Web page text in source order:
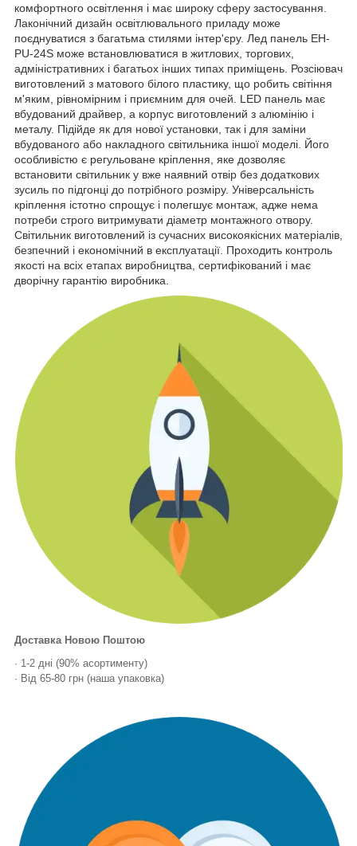
комфортного освітлення і має широку сферу застосування.
Лаконічний дизайн освітлювального приладу може
поєднуватися з багатьма стилями інтер'єру. Лед панель EH-
PU-24S може встановлюватися в житлових, торгових,
адміністративних і багатьох інших типах приміщень. Розсіювач
виготовлений з матового білого пластику, що робить світіння
м'яким, рівномірним і приємним для очей. LED панель має
вбудований драйвер, а корпус виготовлений з алюмінію і
металу. Підійде як для нової установки, так і для заміни
вбудованого або накладного світильника іншої моделі. Його
особливістю є регульоване кріплення, яке дозволяє
встановити світильник у вже наявний отвір без додаткових
зусиль по підгонці до потрібного розміру. Універсальність
кріплення істотно спрощує і полегшує монтаж, адже нема
потреби строго витримувати діаметр монтажного отвору.
Світильник виготовлений із сучасних високоякісних матеріалів,
безпечний і економічний в експлуатації. Проходить контроль
якості на всіх етапах виробництва, сертифікований і має
дворічну гарантію виробника.
Доставка Новою Поштою
· 1-2 дні (90% асортименту)
· Від 65-80 грн (наша упаковка)